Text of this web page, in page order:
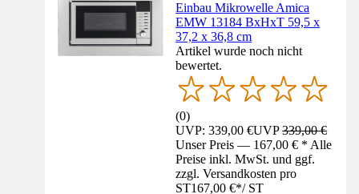
Einbau Mikrowelle Amica
EMW 13184 BxHxT 59,5 x
37,2 x 36,8 cm
Artikel wurde noch nicht
bewertet.
(0)
UVP: 339,00 €UVP339,00 €
Unser Preis — 167,00 € * Alle
Preise inkl. MwSt. und ggf.
zzgl. Versandkosten pro
ST167,00 €*/ ST